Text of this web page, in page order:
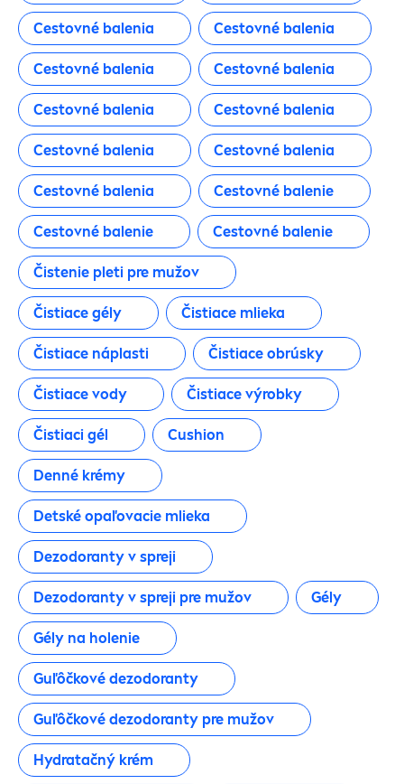
Cestovné balenia Cestovné balenia
Cestovné balenia Cestovné balenia
Cestovné balenia Cestovné balenia
Cestovné balenia Cestovné balenia
Cestovné balenia Cestovné balenie
Cestovné balenie Cestovné balenie
Čistenie pleti pre mužov
Čistiace gély Čistiace mlieka
Čistiace náplasti Čistiace obrúsky
Čistiace vody Čistiace výrobky
Čistiaci gél Cushion
Denné krémy
Detské opaľovacie mlieka
Dezodoranty v spreji
Dezodoranty v spreji pre mužov Gély
Gély na holenie
Guľôčkové dezodoranty
Guľôčkové dezodoranty pre mužov
Hydratačný krém
TYP VÝROBKU
Čistenie pleti
Detská kozmetika
Dezodoranty
Dezodoranty
Eau de Toilette
Holenie
Holenie tela
Intímna starostlivosť
Kondicionér a starostlivosť
Krémy na ruky
Mejkap
Očné krémy
Opaľovanie